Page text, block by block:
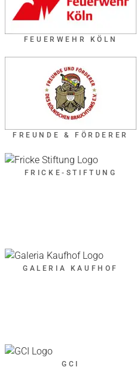
FEUERWEHR KÖLN
FREUNDE & FÖRDERER
FRICKE-STIFTUNG
GALERIA KAUFHOF
GCI